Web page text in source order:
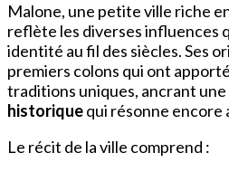
Malone, une petite ville riche
reflète les diverses influences
identité au fil des siècles. Ses
premiers colons qui ont
traditions uniques, ancrant une
historiquequi résonne encore
Le récit de la ville comprend :